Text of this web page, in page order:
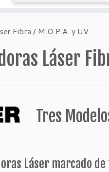
Fibra / M.O.P.A. y UV
Láser
Tres
Láser marcado